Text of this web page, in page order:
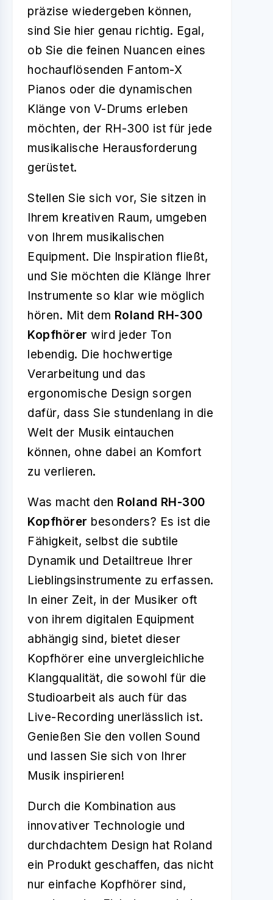
präzise wiedergeben können,
sind Sie hier genau richtig. Egal,
ob Sie die feinen Nuancen eines
hochauflösenden Fantom-X
Pianos oder die dynamischen
Klänge von V-Drums erleben
möchten, der RH-300 ist für jede
musikalische Herausforderung
gerüstet.
Stellen Sie sich vor, Sie sitzen in
Ihrem kreativen Raum, umgeben
von Ihrem musikalischen
Equipment. Die Inspiration fließt,
und Sie möchten die Klänge Ihrer
Instrumente so klar wie möglich
hören. Mit dem Roland RH-300
Kopfhörer wird jeder Ton
lebendig. Die hochwertige
Verarbeitung und das
ergonomische Design sorgen
dafür, dass Sie stundenlang in die
Welt der Musik eintauchen
können, ohne dabei an Komfort
zu verlieren.
Was macht den Roland RH-300
Kopfhörer besonders? Es ist die
Fähigkeit, selbst die subtile
Dynamik und Detailtreue Ihrer
Lieblingsinstrumente zu erfassen.
In einer Zeit, in der Musiker oft
von ihrem digitalen Equipment
abhängig sind, bietet dieser
Kopfhörer eine unvergleichliche
Klangqualität, die sowohl für die
Studioarbeit als auch für das
Live-Recording unerlässlich ist.
Genießen Sie den vollen Sound
und lassen Sie sich von Ihrer
Musik inspirieren!
Durch die Kombination aus
innovativer Technologie und
durchdachtem Design hat Roland
ein Produkt geschaffen, das nicht
nur einfache Kopfhörer sind,